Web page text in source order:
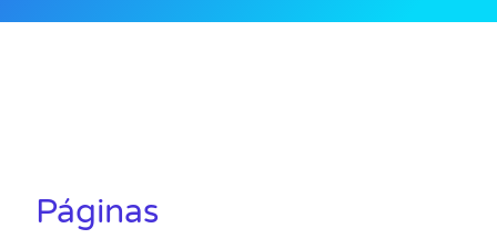
Páginas